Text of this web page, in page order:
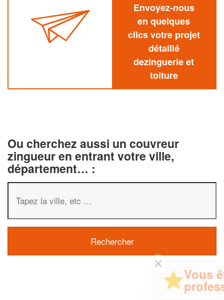
Envoyez-nous
en quelques
clics votre projet
détaillé
dezinguerie et
toiture
Ou cherchez aussi un couvreur
zingueur en entrant votre ville,
département… :
professionnel ?